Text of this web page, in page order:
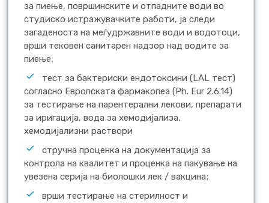
за пиење, површинските и отпадните води во
студиско истражувачките работи, ја следи
загаденоста на меѓудржавните води и водотоци,
врши тековен санитарен надзор над водите за
пиење;
тест за бактериски ендотоксини (LAL тест)
согласно Европската фармакопеа (Ph. Eur 2.6.14)
за тестирање на парентерални лекови, препарати
за иригација, вода за хемодијализа,
хемодијализни раствори
стручна проценка на документација за
контрола на квалитет и проценка на пакување на
увезена серија на биолошки лек / вакцина;
врши тестирање на стерилност и